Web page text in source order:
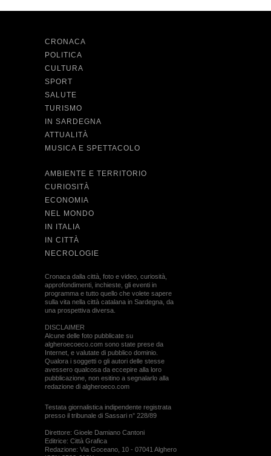
CRONACA
POLITICA
CULTURA
SPORT
SALUTE
TURISMO
IN SARDEGNA
ATTUALITÀ
MUSICA E SPETTACOLO
AMBIENTE E TERRITORIO
CURIOSITÀ
ECONOMIA
NEL MONDO
IN ITALIA
IN CITTÀ
NECROLOGIE
Cronaca dalla città, foto e video, curiosità,
approfondimenti, inchieste, gli eventi in
programma e tutto quello che volete sapere
sulla vita nella città catalana in Sardegna, da
una prospettiva diversa.
DISCLAIMER
Alcune delle foto pubblicate su
algheroecoeco.com sono state prese da
Internet, e valutate di pubblico dominio.
Qualora i soggetti o gli autori delle stesse
avessero qualcosa da eccepire alla loro
pubblicazione, non esitino a segnalarlo alla
redazione di algheroeco.com
Testata giornalistica indipendente registrata
presso il tribunale di Sassari n° 228/89
Direttore: Gioele Damiano Cantoni
Editrice: Città Grafica
Redazione: Via Goceano, 10 - 07041 Alghero